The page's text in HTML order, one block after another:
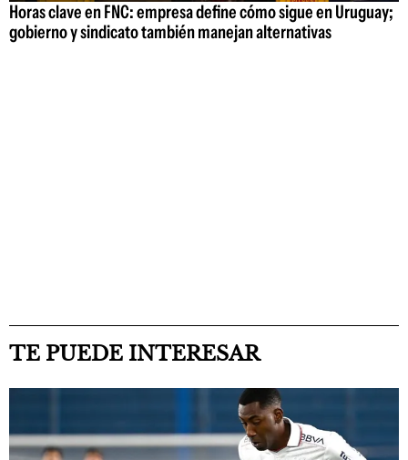
Horas clave en FNC: empresa define cómo sigue en Uruguay;
gobierno y sindicato también manejan alternativas
TE PUEDE INTERESAR